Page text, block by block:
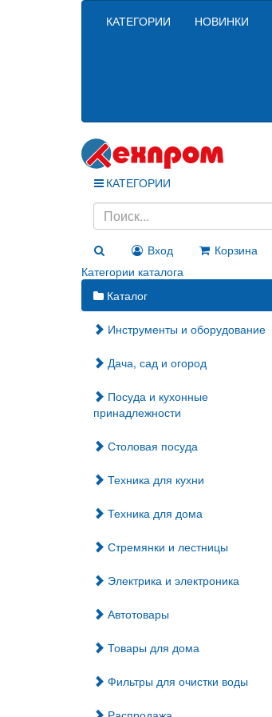
КАТЕГОРИИ НОВИНКИ
КАТЕГОРИИ
Вход
Корзина
Категории каталога
Каталог
Инструменты и оборудование
Дача, сад и огород
Посуда и кухонные
принадлежности
Столовая посуда
Техника для кухни
Техника для дома
Стремянки и лестницы
Электрика и электроника
Автотовары
Товары для дома
Фильтры для очистки воды